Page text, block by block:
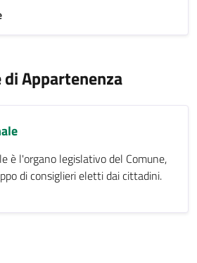
Appartenenza
è l'organo legislativo del Comune,
di consiglieri eletti dai cittadini.